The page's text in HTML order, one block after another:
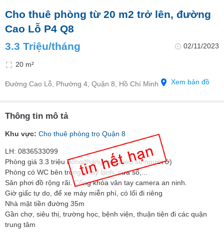
Cho thuê phòng từ 20 m2 trở lên, đường
Cao Lỗ P4 Q8
3.3 Triệu/tháng
02/11/2023
20 m²
Đường Cao Lỗ, Phường 4, Quận 8, Hồ Chí Minh Xem bản đồ
Thông tin mô tả
Khu vực: Cho thuê phòng trọ Quận 8
LH: 0836533099
Phòng giá 3.3 triệu đồng/tháng (tùy theo số người ở)
Phòng có WC bên trong, máy lạnh, cửa sổ,...
Sân phơi đồ rộng rãi. Cổng khóa vân tay camera an ninh.
Giờ giấc tự do, để xe máy miễn phí, có lối đi riêng
Nhà mặt tiền đường 35m
Gần chợ, siêu thị, trường học, bệnh viện, thuận tiện đi các quận
trung tâm